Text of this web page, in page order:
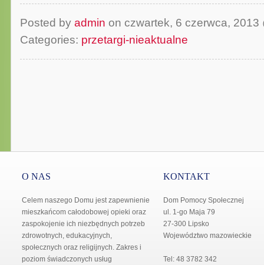
Posted by admin on czwartek, 6 czerwca, 2013
Categories: przetargi-nieaktualne
O NAS
Celem naszego Domu jest zapewnienie
mieszkańcom całodobowej opieki oraz
zaspokojenie ich niezbędnych potrzeb
zdrowotnych, edukacyjnych,
społecznych oraz religijnych. Zakres i
poziom świadczonych usług
KONTAKT
Dom Pomocy Społecznej
ul. 1-go Maja 79
27-300 Lipsko
Województwo mazowieckie
Tel: 48 3782 342